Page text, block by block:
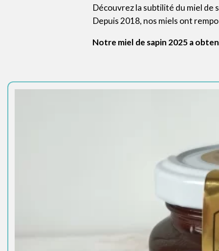
Découvrez la subtilité du miel de
Depuis 2018, nos miels ont
Notre miel de sapin 2025 a